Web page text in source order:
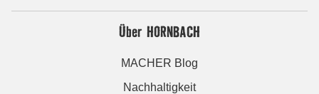
Über HORNBACH
MACHER Blog
Nachhaltigkeit